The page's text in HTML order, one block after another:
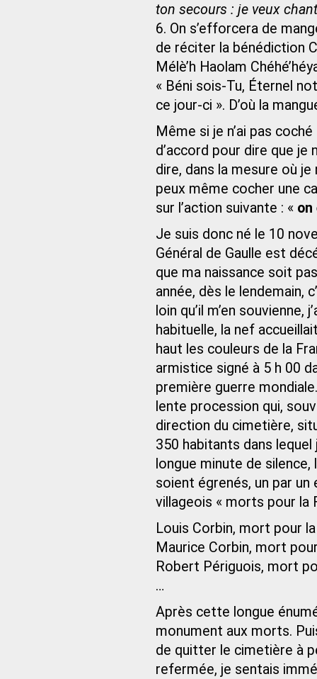
ton secours : je veux
6. On s’efforcera de
de réciter la bénédiction
Mélè’h Haolam
« Béni sois-Tu, Éternel
ce jour-ci ». D’où la
Même si je n’ai pas
d’accord pour dire que je
dire, dans la mesure où
peux même cocher une
sur l’action suivante : « on
Je suis donc né le 10
Général de Gaulle est
que ma naissance soit
année, dès le lendemain,
loin qu’il m’en souvienne,
habituelle, la nef
haut les couleurs de la
armistice signé à 5 h 00
première guerre
lente procession qui,
direction du cimetière,
350 habitants dans
longue minute de
soient égrenés, un par
villageois « morts pour la
Louis Corbin, mort pour
Maurice Corbin, mort
Robert Périguois, mort
…
Après cette longue
monument aux morts.
de quitter le cimetière à
refermée, je sentais